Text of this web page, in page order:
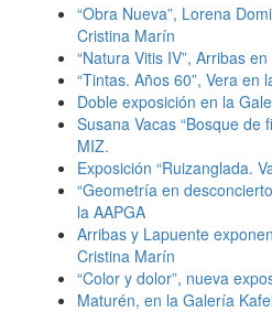
“Obra Nueva”, Lorena
Cristina Marín
“Natura Vitis IV”, Arribas
“Tintas. Años 60”, Vera en
Doble exposición en la
Susana Vacas “Bosque de
MIZ.
Exposición “Ruizanglada.
“Geometría en
la AAPGA
Arribas y Lapuente
Cristina Marín
“Color y dolor”, nueva
Maturén, en la Galería